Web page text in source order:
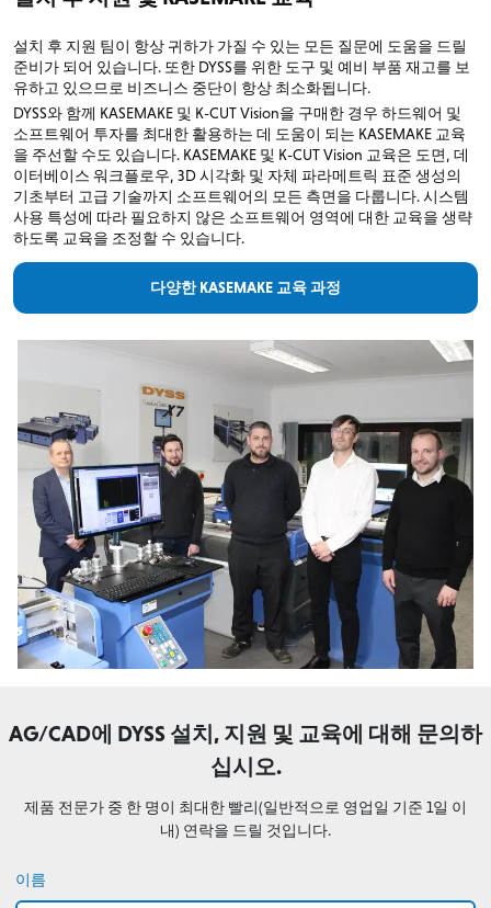
설치 후 지원 팀이 항상 귀하가 가질 수 있는 모든 질문에 도움을 드릴
준비가 되어 있습니다. 또한 DYSS를 위한 도구 및 예비 부품 재고를 보
유하고 있으므로 비즈니스 중단이 항상 최소화됩니다.
DYSS와 함께 KASEMAKE 및 K-CUT Vision을 구매한 경우 하드웨어 및
소프트웨어 투자를 최대한 활용하는 데 도움이 되는 KASEMAKE 교육
을 주선할 수도 있습니다. KASEMAKE 및 K-CUT Vision 교육은 도면, 데
이터베이스 워크플로우, 3D 시각화 및 자체 파라메트릭 표준 생성의
기초부터 고급 기술까지 소프트웨어의 모든 측면을 다룹니다. 시스템
사용 특성에 따라 필요하지 않은 소프트웨어 영역에 대한 교육을 생략
하도록 교육을 조정할 수 있습니다.
다양한 KASEMAKE 교육 과정
AG/CAD에 DYSS 설치, 지원 및 교육에 대해 문의하
십시오.
제품 전문가 중 한 명이 최대한 빨리(일반적으로 영업일 기준 1일 이
내) 연락을 드릴 것입니다.
이름